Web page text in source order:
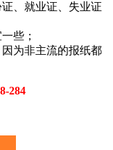
、就业证、失业证
些；
为非主流的报纸都
284